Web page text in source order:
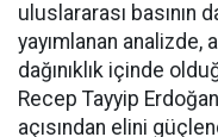
uluslararası basının
yayımlanan
dağınıklık içinde
Recep Tayyip
açısından elini